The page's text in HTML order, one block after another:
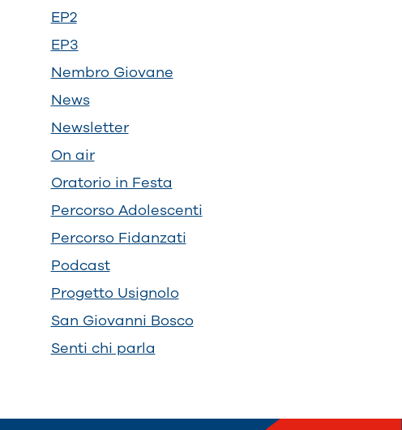
EP2
EP3
Nembro Giovane
News
Newsletter
On air
Oratorio in Festa
Percorso Adolescenti
Percorso Fidanzati
Podcast
Progetto Usignolo
San Giovanni Bosco
Senti chi parla